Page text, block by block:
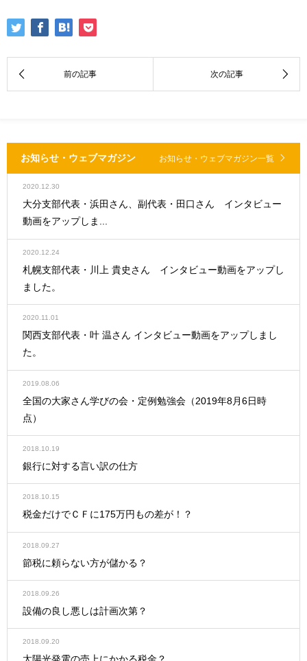
お知らせ・ウェブマガジン お知らせ・ウェブマガジン一覧
2020.12.30
大分支部代表・浜田さん、副代表・田口さん インタビュー
動画をアップしま...
2020.12.24
札幌支部代表・川上 貴史さん インタビュー動画をアップし
ました。
2020.11.01
関西支部代表・叶 温さん インタビュー動画をアップしまし
た。
2019.08.06
全国の大家さん学びの会・定例勉強会（2019年8月6日時
点）
2018.10.19
銀行に対する言い訳の仕方
2018.10.15
税金だけでＣＦに175万円もの差が！？
2018.09.27
節税に頼らない方が儲かる？
2018.09.26
設備の良し悪しは計画次第？
2018.09.20